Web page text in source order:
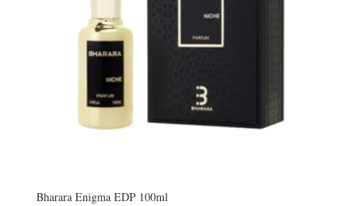
Bharara Enigma EDP 100ml